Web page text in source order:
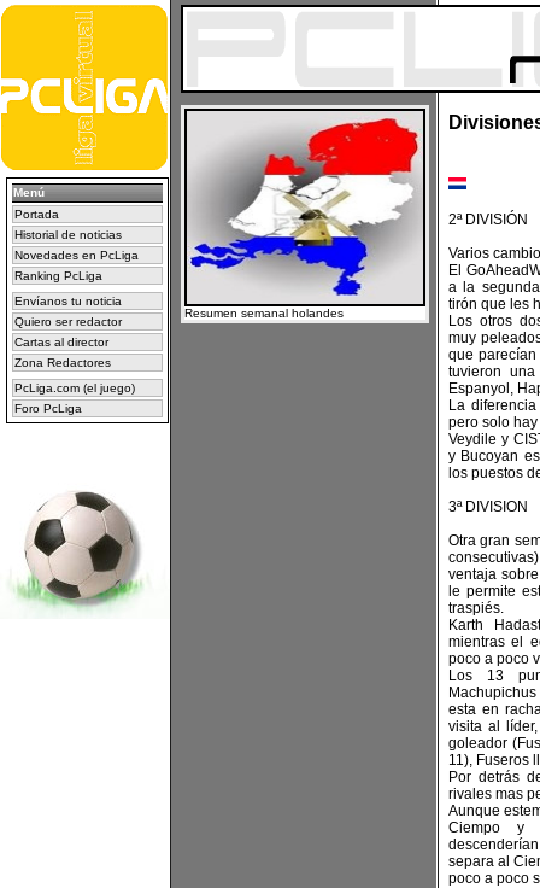
Menú
Portada
Historial de noticias
Novedades en PcLiga
Ranking PcLiga
Envíanos tu noticia
Quiero ser redactor
Cartas al director
Zona Redactores
PcLiga.com (el juego)
Foro PcLiga
Resumen semanal holandes
2ª DIVISIÓN
Varios
El
a la
tirón que les
Los otros
muy
que
tuvieron
Espanyol,
La
pero solo
Veydile y
y Bucoyan
los puestos
3ª DIVISION
Otra gran
ventaja
le permite
traspiés.
Karth
mientras el
poco a poco
Los 13
esta en
visita al
goleador
11), Fuseros
Por detrás
rivales mas
Aunque
Ciempo y
separa al
poco a poco